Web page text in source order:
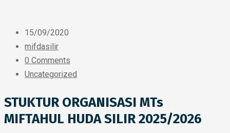
15/09/2020
mifdasilir
0 Comments
Uncategorized
STUKTUR ORGANISASI MTs
MIFTAHUL HUDA SILIR 2025/2026